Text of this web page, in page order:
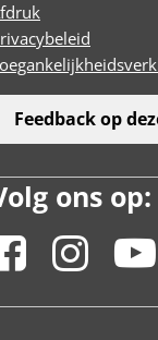
Feedback op
ons op: